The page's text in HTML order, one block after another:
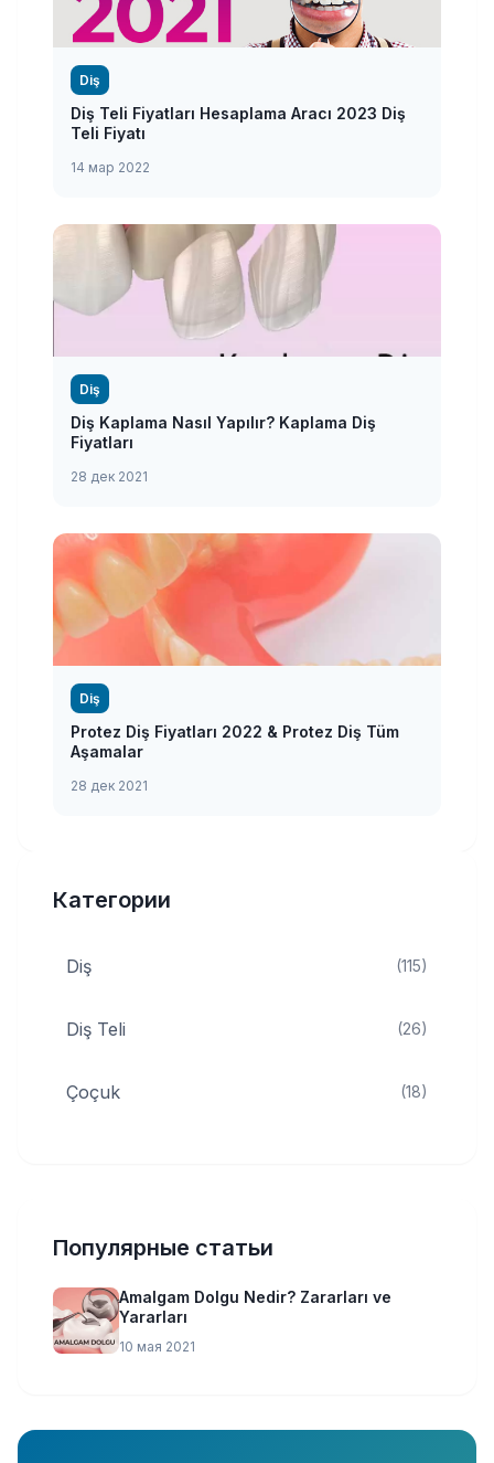
Diş
Diş Teli Fiyatları Hesaplama Aracı 2023 Diş
Teli Fiyatı
14 мар 2022
Diş
Diş Kaplama Nasıl Yapılır? Kaplama Diş
Fiyatları
28 дек 2021
Diş
Protez Diş Fiyatları 2022 & Protez Diş Tüm
Aşamalar
28 дек 2021
Категории
Diş (115)
Diş Teli (26)
Çoçuk (18)
Популярные статьи
Amalgam Dolgu Nedir? Zararları ve
Yararları
10 мая 2021